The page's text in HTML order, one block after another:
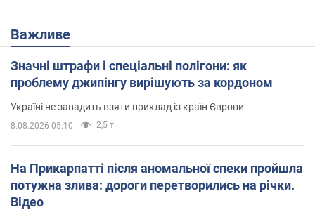
Важливе
Значні штрафи і спеціальні полігони: як
проблему джипінгу вирішують за кордоном
Україні не завадить взяти приклад із країн Європи
8.08.2026 05:10 2,5 т.
На Прикарпатті після аномальної спеки пройшла
потужна злива: дороги перетворились на річки.
Відео